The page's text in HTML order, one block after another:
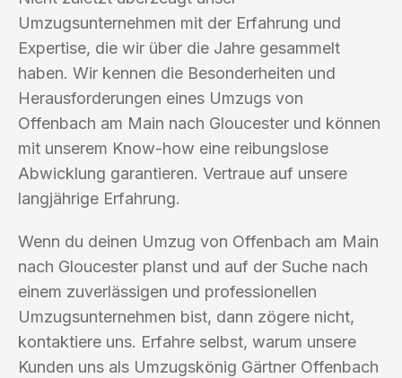
Umzugsunternehmen mit der Erfahrung und
Expertise, die wir über die Jahre gesammelt
haben. Wir kennen die Besonderheiten und
Herausforderungen eines Umzugs von
Offenbach am Main nach Gloucester und können
mit unserem Know-how eine reibungslose
Abwicklung garantieren. Vertraue auf unsere
langjährige Erfahrung.
Wenn du deinen Umzug von Offenbach am Main
nach Gloucester planst und auf der Suche nach
einem zuverlässigen und professionellen
Umzugsunternehmen bist, dann zögere nicht,
kontaktiere uns. Erfahre selbst, warum unsere
Kunden uns als Umzugskönig Gärtner Offenbach